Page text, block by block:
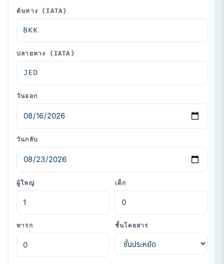
ต้นทาง (IATA)
ปลายทาง (IATA)
วันออก
วันกลับ
ผู้ใหญ่ เด็ก
ทารก ชั้นโดยสาร